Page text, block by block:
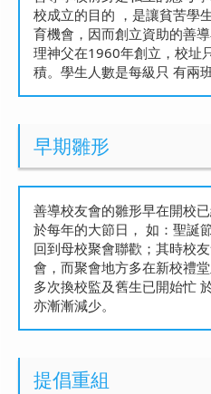
校成立的目的 ，是讓貧苦學
育機會，因而創立資助的善
理神父在1960年創立，校址
積。學生人數是每級只 有兩
早期雛形
善導校友會的雛形早在開校
於每年的大節日， 如：聖誕
回到母校聚會聯歡；其時校
會，而聚會地方多在新校禮
多次換校監及舊生已開始忙
亦漸漸減少。
提倡重組